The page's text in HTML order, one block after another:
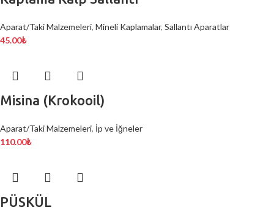
Aparat/Taki Malzemeleri, Mineli Kaplamalar, Sallantı Aparatlar
45.00₺
Misina (Krokooil)
Aparat/Taki Malzemeleri, İp ve İğneler
110.00₺
PÜSKÜL